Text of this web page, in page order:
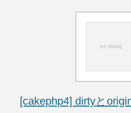
[cakephp4] dirtyと